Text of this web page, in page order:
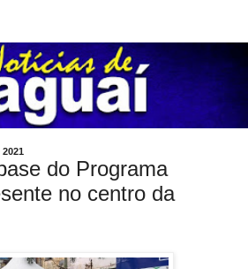
do Programa
no centro da